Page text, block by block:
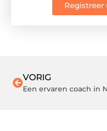
Registreer
VORIG